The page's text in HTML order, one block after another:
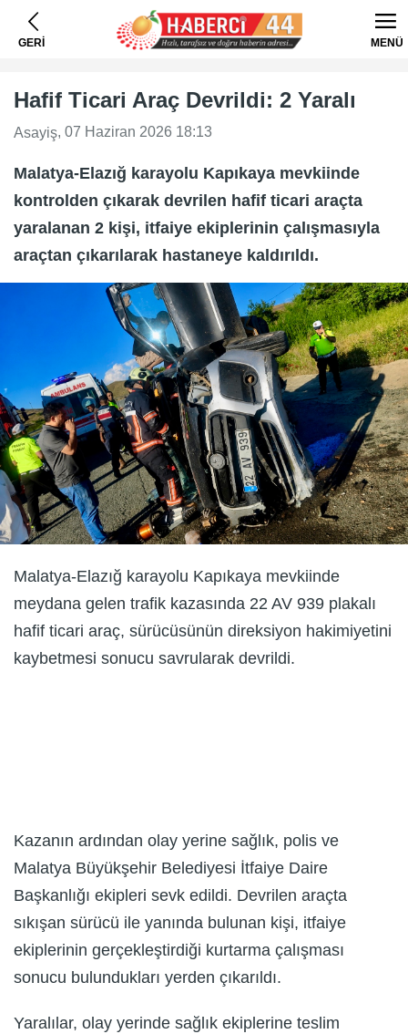
GERİ MENÜ
Hafif Ticari Araç Devrildi: 2 Yaralı
Asayiş, 07 Haziran 2026 18:13
Malatya-Elazığ karayolu Kapıkaya mevkiinde
kontrolden çıkarak devrilen hafif ticari araçta
yaralanan 2 kişi, itfaiye ekiplerinin çalışmasıyla
araçtan çıkarılarak hastaneye kaldırıldı.
Malatya-Elazığ karayolu Kapıkaya mevkiinde
meydana gelen trafik kazasında 22 AV 939 plakalı
hafif ticari araç, sürücüsünün direksiyon hakimiyetini
kaybetmesi sonucu savrularak devrildi.
Kazanın ardından olay yerine sağlık, polis ve
Malatya Büyükşehir Belediyesi İtfaiye Daire
Başkanlığı ekipleri sevk edildi. Devrilen araçta
sıkışan sürücü ile yanında bulunan kişi, itfaiye
ekiplerinin gerçekleştirdiği kurtarma çalışması
sonucu bulundukları yerden çıkarıldı.
Yaralılar, olay yerinde sağlık ekiplerine teslim